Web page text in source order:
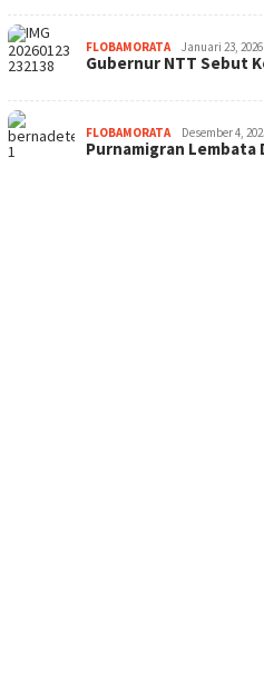
FLOBAMORATA Januari 23, 2026
Gubernur NTT Sebut
FLOBAMORATA Desember 4,
Purnamigran